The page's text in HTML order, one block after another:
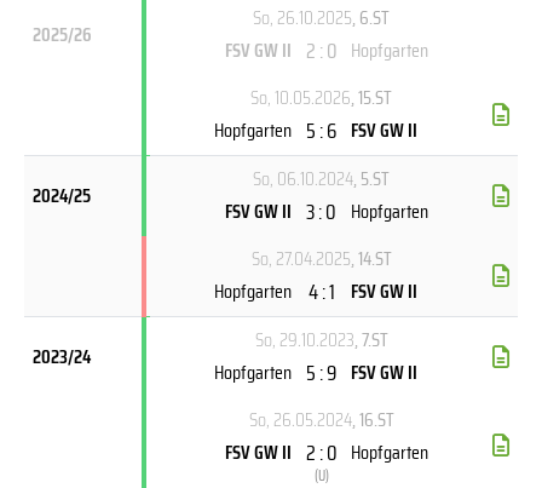
2025/26
So, 26.10.2025, 6.ST
FSV GW II 2 : 0 Hopfgarten
So, 10.05.2026, 15.ST
Hopfgarten 5 : 6 FSV GW II
2024/25
So, 06.10.2024, 5.ST
FSV GW II 3 : 0 Hopfgarten
So, 27.04.2025, 14.ST
Hopfgarten 4 : 1 FSV GW II
2023/24
So, 29.10.2023, 7.ST
Hopfgarten 5 : 9 FSV GW II
So, 26.05.2024, 16.ST
FSV GW II 2 : 0
(U)
Hopfgarten